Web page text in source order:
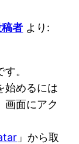
者 より:
。
始めるには
画面にアク
」から取